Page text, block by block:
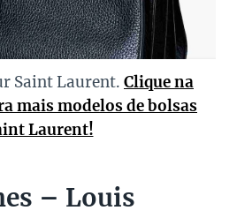
Saint Laurent. Clique na
mais modelos de bolsas
Laurent!
– Louis